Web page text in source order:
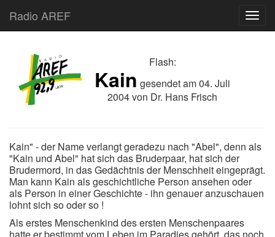
Radio AREF
Flash:
Kain gesendet am04. Juli
2004von Dr. Hans Frisch
Kain" - der Name verlangt geradezu nach "Abel", denn als
"Kain und Abel" hat sich das Bruderpaar, hat sich der
Brudermord, in das Gedächtnis der Menschheit eingeprägt.
Man kann Kain als geschichtliche Person ansehen oder
als Person in einer Geschichte - ihn genauer anzuschauen
lohnt sich so oder so !
Als erstes Menschenkind des ersten Menschenpaares